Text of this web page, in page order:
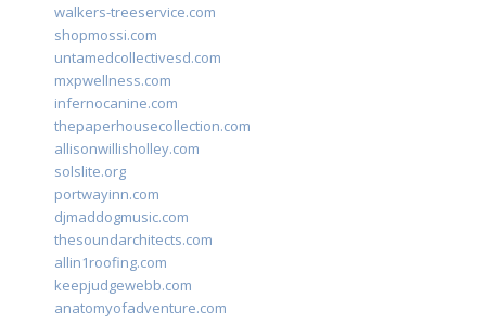
walkers-treeservice.com
shopmossi.com
untamedcollectivesd.com
mxpwellness.com
infernocanine.com
thepaperhousecollection.com
allisonwillisholley.com
solslite.org
portwayinn.com
djmaddogmusic.com
thesoundarchitects.com
allin1roofing.com
keepjudgewebb.com
anatomyofadventure.com